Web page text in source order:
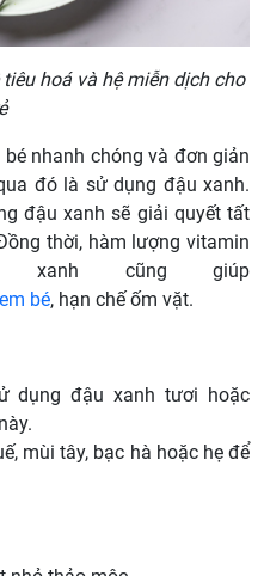
hoá và hệ miễn dịch cho
nhanh chóng và đơn giản
đó là sử dụng đậu xanh.
đậu xanh sẽ giải quyết tất
thời, hàm lượng vitamin
cũng giúp
bé, hạn chế ốm vặt.
dụng đậu xanh tươi hoặc
mùi tây, bạc hà hoặc hẹ để